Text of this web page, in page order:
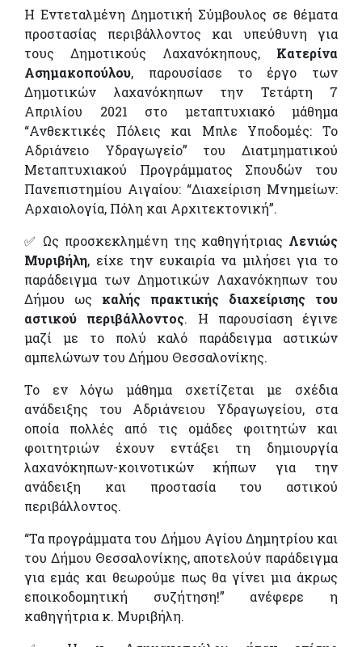
Η Εντεταλμένη Δημοτική Σύμβουλος σε θέματα
προστασίας περιβάλλοντος και υπεύθυνη για
τους Δημοτικούς Λαχανόκηπους, Κατερίνα
Ασημακοπούλου, παρουσίασε το έργο των
Δημοτικών λαχανόκηπων την Τετάρτη 7
Απριλίου 2021 στο μεταπτυχιακό μάθημα
“Ανθεκτικές Πόλεις και Μπλε Υποδομές: Το
Αδριάνειο Υδραγωγείο” του Διατμηματικού
Μεταπτυχιακού Προγράμματος Σπουδών του
Πανεπιστημίου Αιγαίου: “Διαχείριση Μνημείων:
Αρχαιολογία, Πόλη και Αρχιτεκτονική”.
✅ Ως προσκεκλημένη της καθηγήτριας Λενιώς
Μυριβήλη, είχε την ευκαιρία να μιλήσει για το
παράδειγμα των Δημοτικών Λαχανόκηπων του
Δήμου ως καλής πρακτικής διαχείρισης του
αστικού περιβάλλοντος. Η παρουσίαση έγινε
μαζί με το πολύ καλό παράδειγμα αστικών
αμπελώνων του Δήμου Θεσσαλονίκης.
Το εν λόγω μάθημα σχετίζεται με σχέδια
ανάδειξης του Αδριάνειου Υδραγωγείου, στα
οποία πολλές από τις ομάδες φοιτητών και
φοιτητριών έχουν εντάξει τη δημιουργία
λαχανόκηπων-κοινοτικών κήπων για την
ανάδειξη και προστασία του αστικού
περιβάλλοντος.
“Τα προγράμματα του Δήμου Αγίου Δημητρίου και
του Δήμου Θεσσαλονίκης, αποτελούν παράδειγμα
για εμάς και θεωρούμε πως θα γίνει μια άκρως
εποικοδομητική συζήτηση!” ανέφερε η
καθηγήτρια κ. Μυριβήλη.